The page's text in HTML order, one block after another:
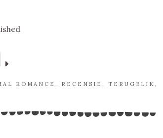
ROMANCE , RECENSIE , TERUGBLIK ,